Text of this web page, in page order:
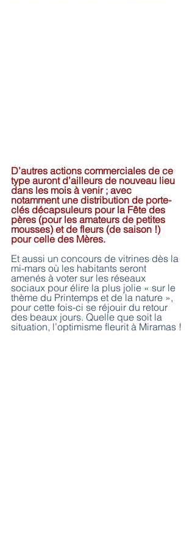
D’autres actions commerciales de ce
type auront d’ailleurs de nouveau lieu
dans les mois à venir ; avec
notamment une distribution de porte-
clés décapsuleurs pour la Fête des
pères (pour les amateurs de petites
mousses) et de fleurs (de saison !)
pour celle des Mères.
Et aussi un concours de vitrines dès la
mi-mars où les habitants seront
amenés à voter sur les réseaux
sociaux pour élire la plus jolie « sur le
thème du Printemps et de la nature »,
pour cette fois-ci se réjouir du retour
des beaux jours. Quelle que soit la
situation, l’optimisme fleurit à Miramas !